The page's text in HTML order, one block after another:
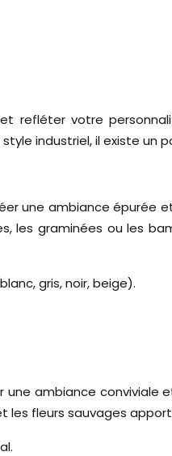
refléter votre
industriel, il existe
une ambiance épurée
les graminées ou les
gris, noir, beige).
ambiance conviviale
les fleurs sauvages